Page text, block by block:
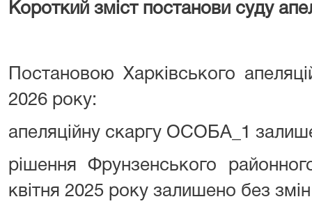
Короткий зміст постанови суду
Постановою Харківського
2026 року:
апеляційну скаргу ОСОБА_1
рішення Фрунзенського
квітня 2025 року залишено без